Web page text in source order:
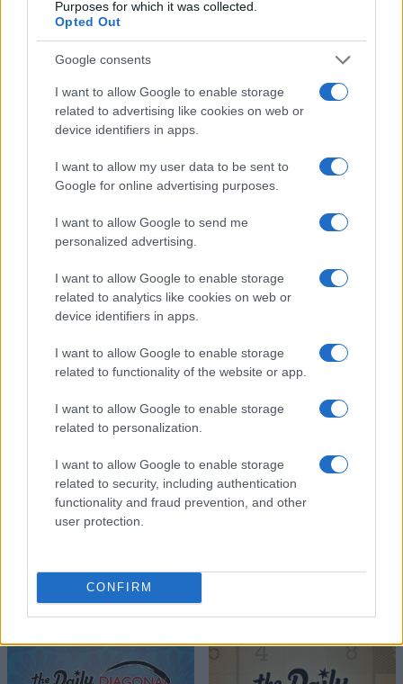
Purposes for which it was collected.
Opted Out
Google consents
I want to allow Google to enable storage
related to advertising like cookies on web or
device identifiers in apps.
I want to allow my user data to be sent to
Google for online advertising purposes.
I want to allow Google to send me
personalized advertising.
I want to allow Google to enable storage
related to analytics like cookies on web or
device identifiers in apps.
I want to allow Google to enable storage
related to functionality of the website or app.
I want to allow Google to enable storage
related to personalization.
I want to allow Google to enable storage
related to security, including authentication
functionality and fraud prevention, and other
user protection.
CONFIRM